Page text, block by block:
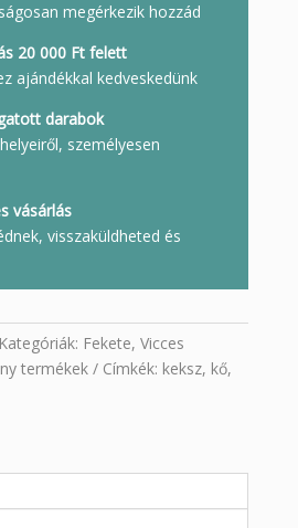
megérkezik hozzád
20 000 Ft felett
ajándékkal kedveskedünk
darabok
személyesen
vásárlás
visszaküldheted és
Kategóriák: Fekete, Vicces
termékek Címkék: keksz, kő,